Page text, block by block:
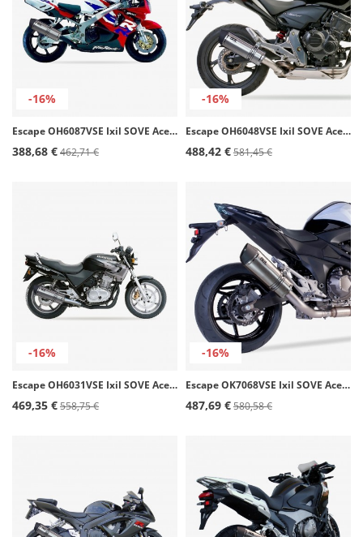
-16%
Escape OH6087VSE Ixil SOVE Acero para Honda CBR 900 RR (96-97)
388,68 €462,71 €
-16%
Escape OH6048VSE Ixil SOVE Acero para Honda CB / CBR 600 F / S Hornet (07-14)
488,42 €581,45 €
-16%
Escape OH6031VSE Ixil SOVE Acero para Honda CB 500 - S (93-04)
469,35 €558,75 €
-16%
Escape OK7068VSE Ixil SOVE Acero para Kawasaki Z 800 (13-16)
487,69 €580,58 €